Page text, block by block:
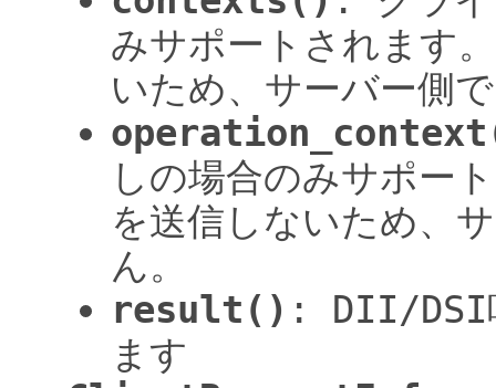
みサポートされます。
いため、サーバー側
しの場合のみサポー
を送信しないため、
ん。
result() : DII/DSI
ます